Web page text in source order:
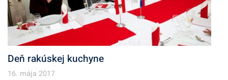
Deň rakúskej kuchyne
16. mája 2017